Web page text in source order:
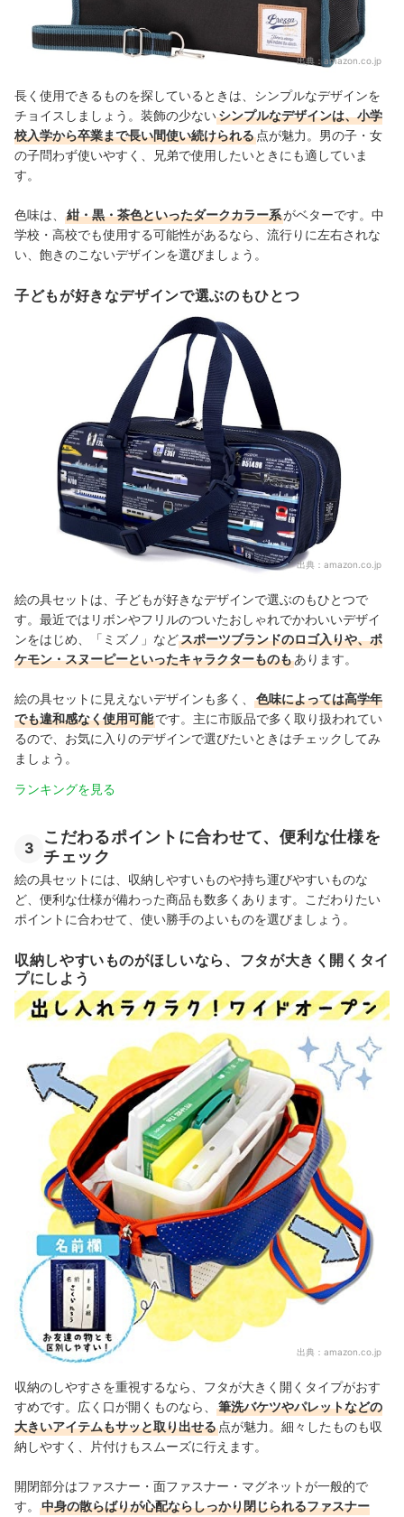
出典： amazon.co.jp
長く使用できるものを探しているときは、シンプルなデザインを
チョイスしましょう。装飾の少ないシンプルなデザインは、小学
校入学から卒業まで長い間使い続けられる 点が魅力。男の子・女
の子問わず使いやすく、兄弟で使用したいときにも適していま
す。
色味は、 紺・黒・茶色といったダークカラー系がベターです。中
学校・高校でも使用する可能性があるなら、流行りに左右されな
い、飽きのこないデザインを選びましょう。
子どもが好きなデザインで選ぶのもひとつ
出典： amazon.co.jp
絵の具セットは、子どもが好きなデザインで選ぶのもひとつで
す。最近ではリボンやフリルのついたおしゃれでかわいいデザイ
ンをはじめ、「ミズノ」などスポーツブランドのロゴ入りや、ポ
ケモン・スヌーピーといったキャラクターものもあります。
絵の具セットに見えないデザインも多く、
色味によっては高学年
でも違和感なく使用可能です。主に市販品で多く取り扱われてい
るので、お気に入りのデザインで選びたいときはチェックしてみ
ましょう。
ランキングを見る
3
こだわるポイントに合わせて、便利な仕様を
チェック
絵の具セットには、収納しやすいものや持ち運びやすいものな
ど、便利な仕様が備わった商品も数多くあります。こだわりたい
ポイントに合わせて、使い勝手のよいものを選びましょう。
収納しやすいものがほしいなら、フタが大きく開くタイ
プにしよう
出典： amazon.co.jp
収納のしやすさを重視するなら、フタが大きく開くタイプがおす
すめです。広く口が開くものなら、
筆洗バケツやパレットなどの
大きいアイテムもサッと取り出せる 点が魅力。細々したものも収
納しやすく、片付けもスムーズに行えます。
開閉部分はファスナー・面ファスナー・マグネットが一般的で
す。
中身の散らばりが心配ならしっかり閉じられるファスナー